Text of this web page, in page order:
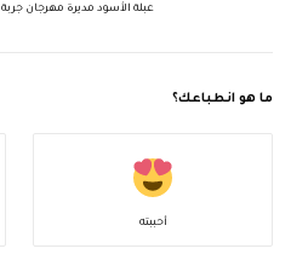
عبلة الأسود مديرة مهرجان جربة
ما هو انطباعك؟
أحببته